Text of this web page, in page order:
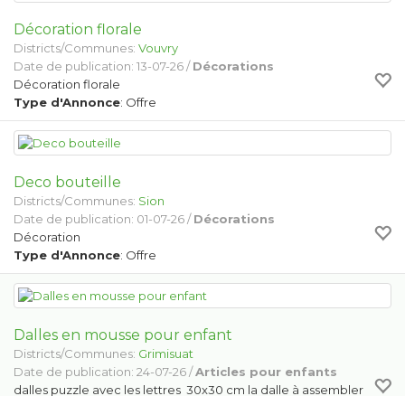
Décoration florale
Districts/Communes: Vouvry
Date de publication: 13-07-26 /Décorations
Décoration florale
Type d'Annonce: Offre
Deco bouteille
Districts/Communes: Sion
Date de publication: 01-07-26 /Décorations
Décoration
Type d'Annonce: Offre
Dalles en mousse pour enfant
Districts/Communes: Grimisuat
Date de publication: 24-07-26 /Articles pour enfants
dalles puzzle avec les lettres 30x30 cm la dalle à assembler